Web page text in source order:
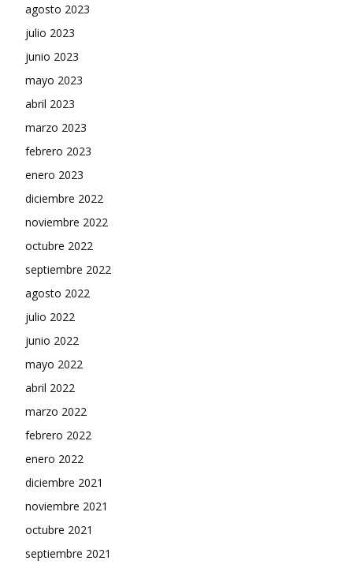
agosto 2023
julio 2023
junio 2023
mayo 2023
abril 2023
marzo 2023
febrero 2023
enero 2023
diciembre 2022
noviembre 2022
octubre 2022
septiembre 2022
agosto 2022
julio 2022
junio 2022
mayo 2022
abril 2022
marzo 2022
febrero 2022
enero 2022
diciembre 2021
noviembre 2021
octubre 2021
septiembre 2021